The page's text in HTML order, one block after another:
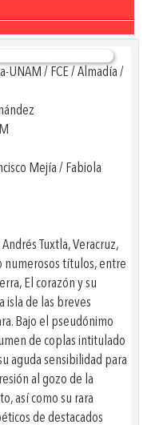
UNAM / FCE / Almadía /
Mejía / Fabiola
Tuxtla, Veracruz,
numerosos títulos, entre
El corazón y su
isla de las breves
Bajo el pseudónimo
de coplas intitulado
aguda sensibilidad para
al gozo de la
así como su rara
de destacados